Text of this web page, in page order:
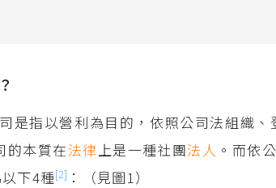
是指以營利為目的，依照公司法組織、
的本質在法律上是一種社團法人 。而依
下4種[2] ：（見圖1）